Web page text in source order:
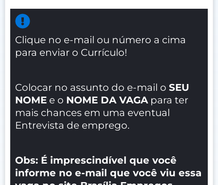
Clique no e-mail ou número a cima
para enviar o Currículo!
Colocar no assunto do e-mail o SEU
NOME e o NOME DA VAGA para ter
mais chances em uma eventual
Entrevista de emprego.
Obs: É imprescindível que você
informe no e-mail que você viu essa